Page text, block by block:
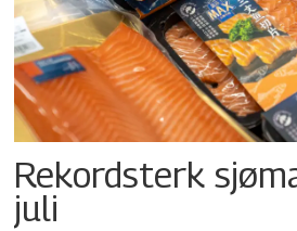
Rekordsterk
juli